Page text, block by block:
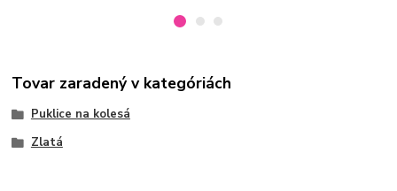
Tovar zaradený v kategóriách
Puklice na kolesá
Zlatá